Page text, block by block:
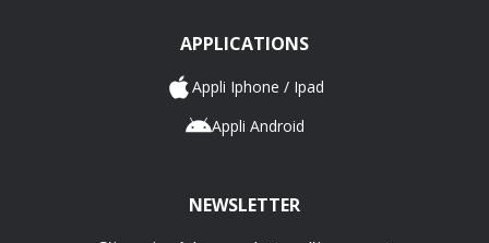
APPLICATIONS
Appli Iphone / Ipad
Appli Android
NEWSLETTER